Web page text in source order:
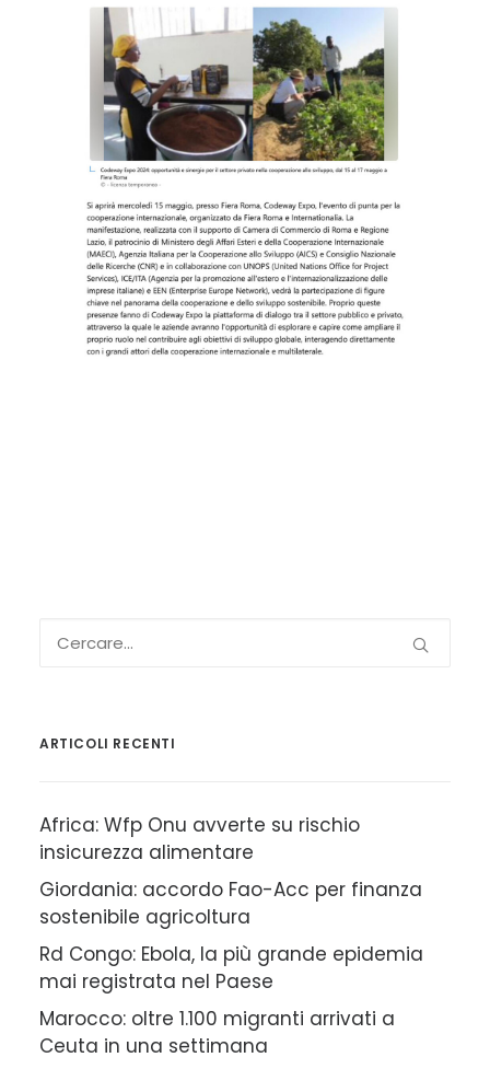
ARTICOLI RECENTI
Africa: Wfp Onu avverte su rischio
insicurezza alimentare
Giordania: accordo Fao-Acc per finanza
sostenibile agricoltura
Rd Congo: Ebola, la più grande epidemia
mai registrata nel Paese
Marocco: oltre 1.100 migranti arrivati a
Ceuta in una settimana